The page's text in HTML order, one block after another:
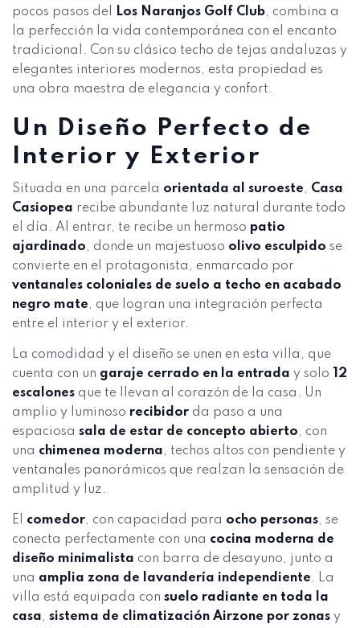
pocos pasos del
Los Naranjos Golf Club, combina a
la perfección la vida contemporánea con el encanto
tradicional. Con su clásico techo de tejas andaluzas y
elegantes interiores modernos, esta propiedad es
una obra maestra de elegancia y confort.
Un Diseño Perfecto de
Interior y Exterior
Situada en una parcela orientada al suroeste, Casa
Casiopea recibe abundante luz natural durante todo
el día. Al entrar, te recibe un hermoso patio
ajardinado, donde un majestuoso olivo esculpido se
convierte en el protagonista, enmarcado por
ventanales coloniales de suelo a techo en acabado
negro mate, que logran una integración perfecta
entre el interior y el exterior.
La comodidad y el diseño se unen en esta villa, que
cuenta con un garaje cerrado en la entrada y solo
12
escalones que te llevan al corazón de la casa. Un
amplio y luminoso recibidor da paso a una
espaciosa sala de estar de concepto abierto, con
una chimenea moderna, techos altos con pendiente y
ventanales panorámicos que realzan la sensación de
amplitud y luz.
El comedor, con capacidad para ocho personas, se
conecta perfectamente con una cocina moderna de
diseño minimalista con barra de desayuno, junto a
una amplia zona de lavandería independiente. La
villa está equipada con suelo radiante en toda la
casa, sistema de climatización Airzone por zonas y